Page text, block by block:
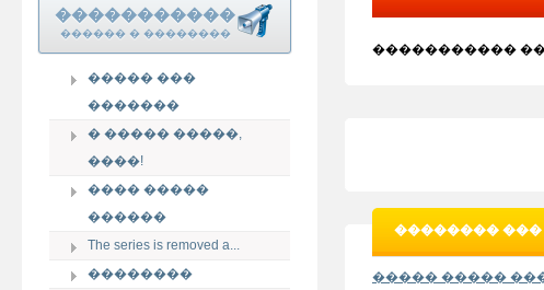
�����������
������ � ��������
����� ���
�������
� ����� �����,
����!
���� �����
������
The series is removed a...
��������
�����������
�������� ���
����� �����